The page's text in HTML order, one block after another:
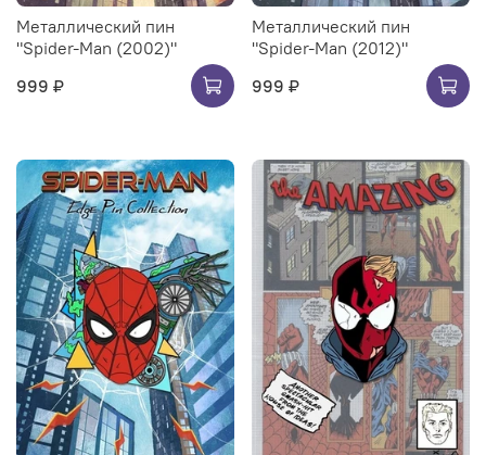
Металлический пин
"Spider-Man (2002)"
999 ₽
Металлический пин
"Spider-Man (2012)"
999 ₽